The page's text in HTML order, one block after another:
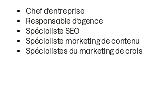
Chef d’entreprise
Responsable d’agence
Spécialiste SEO
Spécialiste marketing de contenu
Spécialistes du marketing de